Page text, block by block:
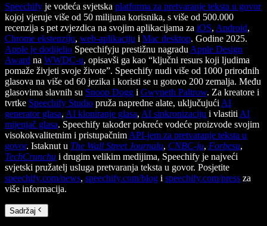
Speechify je vodeća svjetska platforma za pretvaranje teksta u govor
kojoj vjeruje više od 50 milijuna korisnika, s više od 500.000
recenzija s pet zvjezdica na svojim aplikacijama za iOS, Android,
Chrome ekstenziju, web-aplikaciju i Mac desktop. Godine 2025.
Apple je dodijelio Speechifyju prestižnu nagradu Apple Design
Award na WWDC-u, opisavši ga kao “ključni resurs koji ljudima
pomaže živjeti svoje živote”. Speechify nudi više od 1000 prirodnih
glasova na više od 60 jezika i koristi se u gotovo 200 zemalja. Među
glasovima slavnih su Snoop Dogg i Gwyneth Paltrow. Za kreatore i
tvrtke Speechify Studio pruža napredne alate, uključujući AI
generator glasa, AI kloniranje glasa, AI sinkronizaciju i vlastiti AI
mijenjač glasa. Speechify također pokreće vodeće proizvode svojim
visokokvalitetnim i pristupačnim API-jem za pretvaranje teksta u
govor. Istaknut u The Wall Street Journalu, CNBC-ju, Forbesu,
TechCrunchu i drugim velikim medijima, Speechify je najveći
svjetski pružatelj usluga pretvaranja teksta u govor. Posjetite
speechify.com/news, speechify.com/blog i speechify.com/press za
više informacija.
Sadržaj